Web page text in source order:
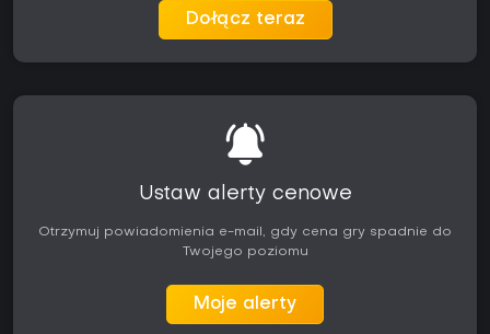
Dołącz teraz
Ustaw alerty cenowe
Otrzymuj powiadomienia e-mail, gdy cena gry spadnie do
Twojego poziomu
Moje alerty